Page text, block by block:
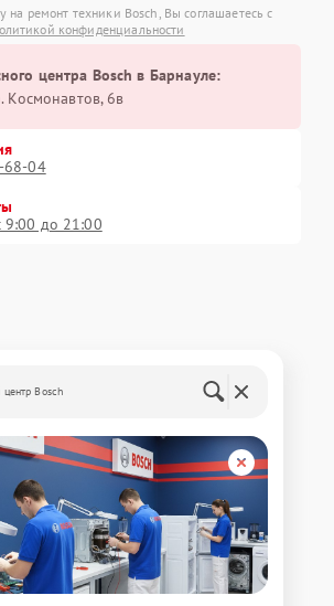
на ремонт техники Bosch, Вы соглашаетесь с
конфиденциальности
центра Bosch в Барнауле:
Космонавтов, 6в
68-04
9:00 до 21:00
Bosch